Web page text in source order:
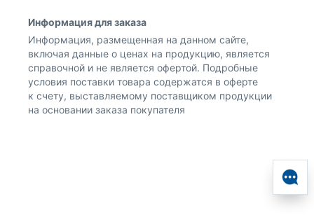
Информация для заказа
Информация, размещенная на данном сайте,
включая данные о ценах на продукцию, является
справочной и не является офертой. Подробные
условия поставки товара содержатся в оферте
к счету, выставляемому поставщиком продукции
на основании заказа покупателя